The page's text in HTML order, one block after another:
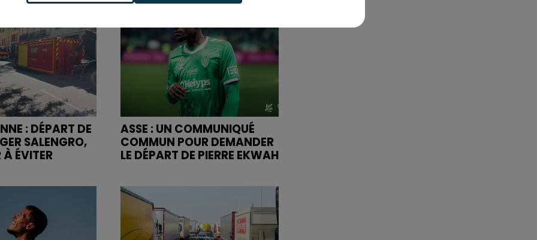
: DÉPART DE
SALENGRO,
À ÉVITER
ASSE : UN COMMUNIQUÉ
COMMUN POUR DEMANDER
LE DÉPART DE PIERRE EKWAH